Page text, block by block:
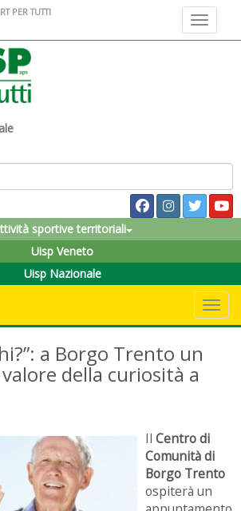
Toggle
PER TUTTI
sportive territoriali
Uisp Veneto
Uisp Nazionale
a Borgo Trento un
della curiosità a
Il Centro di
Comunità di
Borgo Trento
ospiterà un